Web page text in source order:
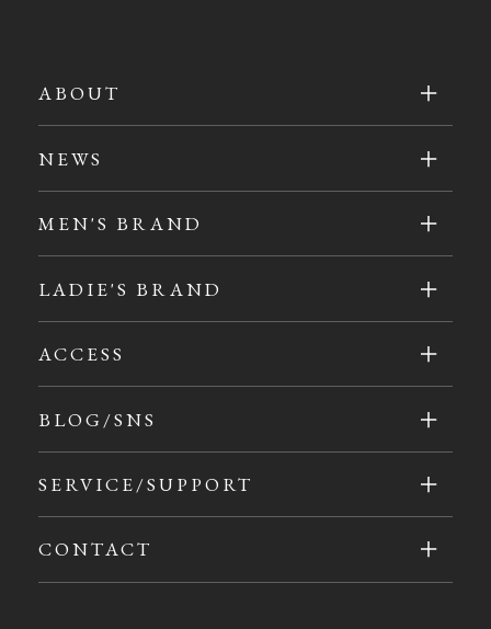
ABOUT
NEWS
MEN'S BRAND
LADIE'S BRAND
ACCESS
BLOG/SNS
SERVICE/SUPPORT
CONTACT